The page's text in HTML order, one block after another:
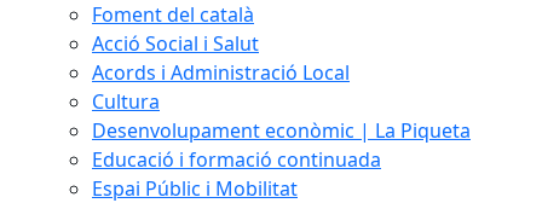
Foment del català
Acció Social i Salut
Acords i Administració Local
Cultura
Desenvolupament econòmic | La Piqueta
Educació i formació continuada
Espai Públic i Mobilitat